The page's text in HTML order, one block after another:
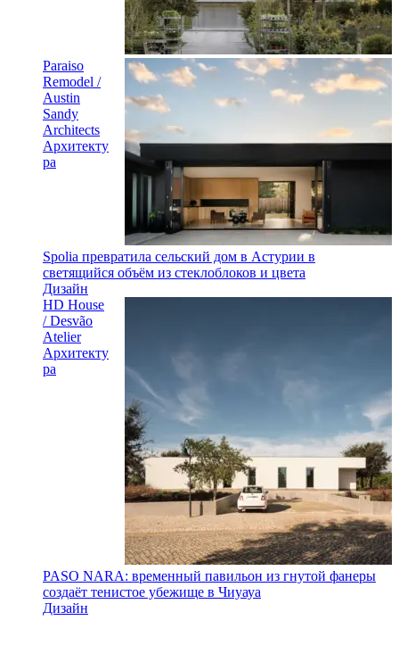
Paraiso
Remodel /
Austin
Sandy
Architects
Архитекту
ра
Spolia превратила сельский дом в Астурии в
светящийся объём из стеклоблоков и цвета
Дизайн
HD House
/ Desvão
Atelier
Архитекту
ра
PASO NARA: временный павильон из гнутой фанеры
создаёт тенистое убежище в Чиуауа
Дизайн